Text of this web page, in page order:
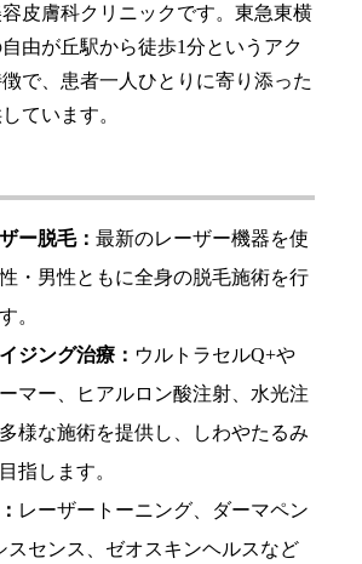
皮膚科クリニックです。東急東横
由が丘駅から徒歩1分というアク
で、患者一人ひとりに寄り添った
ています。
ー脱毛： 最新のレーザー機器を使
・男性ともに全身の脱毛施術を行
。
ジング治療： ウルトラセルQ+や
マー、ヒアルロン酸注射、水光注
様な施術を提供し、しわやたるみ
指します。
レーザートーニング、ダーマペン
スセンス、ゼオスキンヘルスなど